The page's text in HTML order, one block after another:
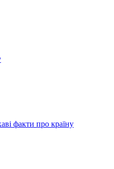
факти про країну